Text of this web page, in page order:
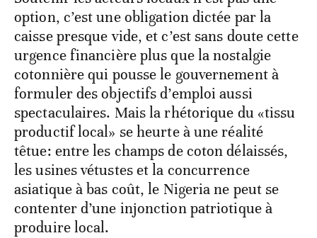
option, c’est une obligation dictée par la
caisse presque vide, et c’est sans doute cette
urgence financière plus que la nostalgie
cotonnière qui pousse le gouvernement à
formuler des objectifs d’emploi aussi
spectaculaires. Mais la rhétorique du «tissu
productif local» se heurte à une réalité
têtue: entre les champs de coton délaissés,
les usines vétustes et la concurrence
asiatique à bas coût, le Nigeria ne peut se
contenter d’une injonction patriotique à
produire local.